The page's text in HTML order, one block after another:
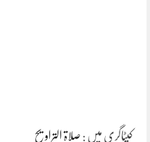
کیٹاگری میں : صلاۃ التراویح